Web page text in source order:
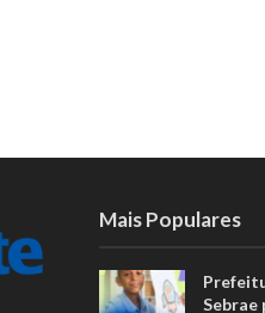
Mais Populares
Sebrae